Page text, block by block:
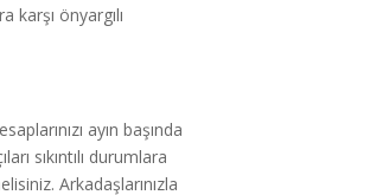
önyargılı
ayın başında
sıkıntılı durumlara
Arkadaşlarınızla